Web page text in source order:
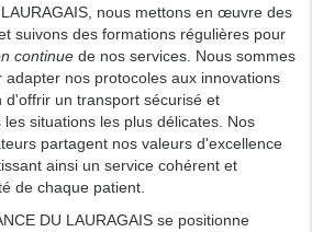
nous mettons en œuvre des
suivons des formations régulières pour
continue de nos services. Nous sommes
adapter nos protocoles aux innovations
d'offrir un transport sécurisé et
situations les plus délicates. Nos
partagent nos valeurs d'excellence
ainsi un service cohérent et
de chaque patient.
DU LAURAGAIS se positionne